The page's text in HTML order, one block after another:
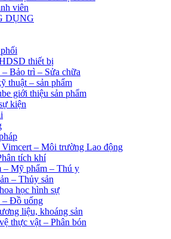
viên
DỤNG
thiết bị
Bảo trì – Sửa chữa
thuật – sản phẩm
giới thiệu sản phẩm
kiện
– Môi trường Lao động
tích khí
– Mỹ phẩm – Thú y
– Thủy sản
học hình sự
– Đồ uống
liệu, khoáng sản
thực vật – Phân bón